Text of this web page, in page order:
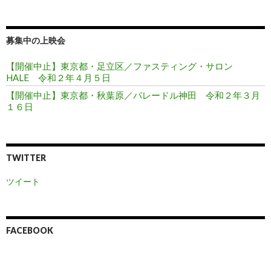
募集中の上映会
【開催中止】東京都・足立区／ファスティング・サロン
HALE 令和２年４月５日
【開催中止】東京都・秋葉原／パレードル神田 令和２年３月
１６日
TWITTER
ツイート
FACEBOOK